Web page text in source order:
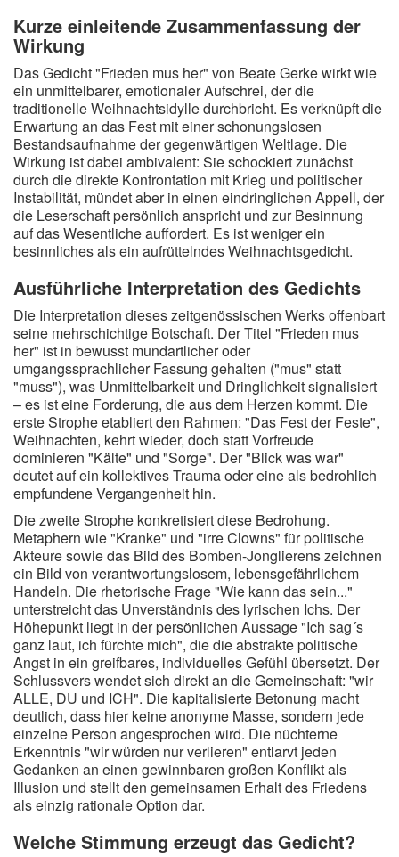
Kurze einleitende Zusammenfassung der
Wirkung
Das Gedicht "Frieden mus her" von Beate Gerke wirkt wie
ein unmittelbarer, emotionaler Aufschrei, der die
traditionelle Weihnachtsidylle durchbricht. Es verknüpft die
Erwartung an das Fest mit einer schonungslosen
Bestandsaufnahme der gegenwärtigen Weltlage. Die
Wirkung ist dabei ambivalent: Sie schockiert zunächst
durch die direkte Konfrontation mit Krieg und politischer
Instabilität, mündet aber in einen eindringlichen Appell, der
die Leserschaft persönlich anspricht und zur Besinnung
auf das Wesentliche auffordert. Es ist weniger ein
besinnliches als ein aufrüttelndes Weihnachtsgedicht.
Ausführliche Interpretation des Gedichts
Die Interpretation dieses zeitgenössischen Werks offenbart
seine mehrschichtige Botschaft. Der Titel "Frieden mus
her" ist in bewusst mundartlicher oder
umgangssprachlicher Fassung gehalten ("mus" statt
"muss"), was Unmittelbarkeit und Dringlichkeit signalisiert
– es ist eine Forderung, die aus dem Herzen kommt. Die
erste Strophe etabliert den Rahmen: "Das Fest der Feste",
Weihnachten, kehrt wieder, doch statt Vorfreude
dominieren "Kälte" und "Sorge". Der "Blick was war"
deutet auf ein kollektives Trauma oder eine als bedrohlich
empfundene Vergangenheit hin.
Die zweite Strophe konkretisiert diese Bedrohung.
Metaphern wie "Kranke" und "irre Clowns" für politische
Akteure sowie das Bild des Bomben-Jonglierens zeichnen
ein Bild von verantwortungslosem, lebensgefährlichem
Handeln. Die rhetorische Frage "Wie kann das sein..."
unterstreicht das Unverständnis des lyrischen Ichs. Der
Höhepunkt liegt in der persönlichen Aussage "Ich sag´s
ganz laut, ich fürchte mich", die die abstrakte politische
Angst in ein greifbares, individuelles Gefühl übersetzt. Der
Schlussvers wendet sich direkt an die Gemeinschaft: "wir
ALLE, DU und ICH". Die kapitalisierte Betonung macht
deutlich, dass hier keine anonyme Masse, sondern jede
einzelne Person angesprochen wird. Die nüchterne
Erkenntnis "wir würden nur verlieren" entlarvt jeden
Gedanken an einen gewinnbaren großen Konflikt als
Illusion und stellt den gemeinsamen Erhalt des Friedens
als einzig rationale Option dar.
Welche Stimmung erzeugt das Gedicht?